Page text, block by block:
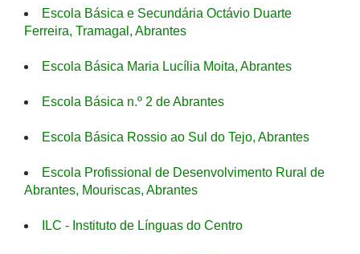
Escola Básica e Secundária Octávio Duarte
Ferreira, Tramagal, Abrantes
Escola Básica Maria Lucília Moita, Abrantes
Escola Básica n.º 2 de Abrantes
Escola Básica Rossio ao Sul do Tejo, Abrantes
Escola Profissional de Desenvolvimento Rural de
Abrantes, Mouriscas, Abrantes
ILC - Instituto de Línguas do Centro